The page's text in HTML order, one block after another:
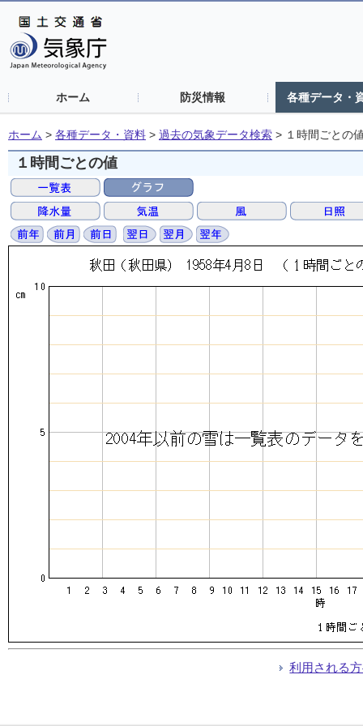
ホーム 防災情報 各種データ・
ホーム > 各種データ・資料 > 過去の気象データ検索 > １時間ごとの
１時間ごとの値
利用される